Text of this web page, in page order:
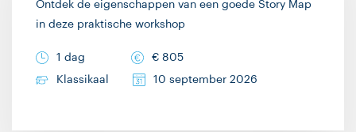
concept begrijpt,
kwartje valt.
trainingen over C#,
Scala. Daarnaast
Ontdek de eigenschappen van een goede Story Map
in deze praktische workshop
1 dag € 805
Klassikaal
10 september 2026